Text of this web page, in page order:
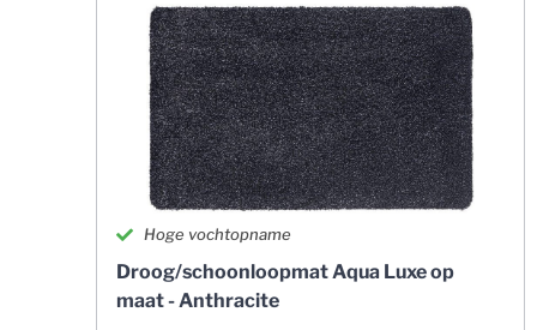
Hoge vochtopname
Droog/schoonloopmat Aqua Luxe op
maat - Anthracite